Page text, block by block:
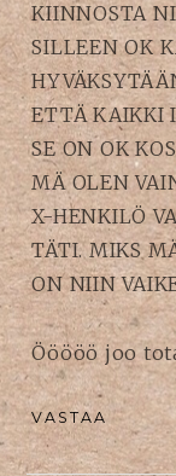
KIINNOSTA
SILLEEN OK
ETTÄ KAIKKI
SE ON OK
MÄ OLEN
X-HENKILÖ
TÄTI. MIKS
ON NIIN
Ööööö joo
VASTAA